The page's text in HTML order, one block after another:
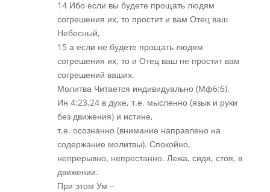
14 Ибо если вы будете прощать людям
согрешения их, то простит и вам Отец ваш
Небесный,
15 а если не будете прощать людям
согрешения их, то и Отец ваш не простит вам
согрешений ваших.
Молитва Читается индивидуально (Мф6:6).
Ин 4:23,24 в духе, т.е. мысленно (язык и руки
без движения) и истине,
т.е. осознанно (внимание направлено на
содержание молитвы). Спокойно,
непрерывно, непрестанно. Лежа, сидя, стоя, в
движении.
При этом Ум –